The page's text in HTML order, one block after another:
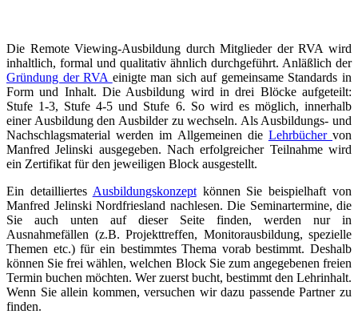
Die Remote Viewing-Ausbildung durch Mitglieder der RVA wird
inhaltlich, formal und qualitativ ähnlich durchgeführt. Anläßlich der
Gründung der RVA einigte man sich auf gemeinsame Standards in
Form und Inhalt. Die Ausbildung wird in drei Blöcke aufgeteilt:
Stufe 1-3, Stufe 4-5 und Stufe 6. So wird es möglich, innerhalb
einer Ausbildung den Ausbilder zu wechseln. Als Ausbildungs- und
Nachschlagsmaterial werden im Allgemeinen die Lehrbüchervon
Manfred Jelinski ausgegeben. Nach erfolgreicher Teilnahme wird
ein Zertifikat für den jeweiligen Block ausgestellt.
Ein detailliertes Ausbildungskonzeptkönnen Sie beispielhaft von
Manfred Jelinski Nordfriesland nachlesen. Die Seminartermine, die
Sie auch unten auf dieser Seite finden, werden nur in
Ausnahmefällen (z.B. Projekttreffen, Monitorausbildung, spezielle
Themen etc.) für ein bestimmtes Thema vorab bestimmt. Deshalb
können Sie frei wählen, welchen Block Sie zum angegebenen freien
Termin buchen möchten. Wer zuerst bucht, bestimmt den Lehrinhalt.
Wenn Sie allein kommen, versuchen wir dazu passende Partner zu
finden.